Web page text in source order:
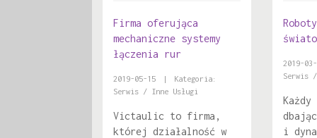
Firma oferująca
mechaniczne systemy
łączenia rur
2019-05-15 |
Kategoria:
Serwis / Inne Usługi
Victaulic to firma,
której działalność w
2019-
Serwis
i